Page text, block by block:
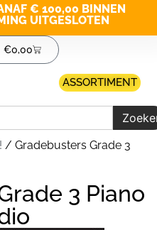
€ 100,00 BINNEN
UITGESLOTEN
€0,00
ASSORTIMENT
/ Gradebusters Grade 3
3 Piano